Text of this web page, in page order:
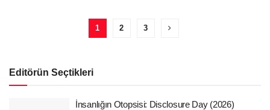
1 2 3
Editörün Seçtikleri
İnsanlığın Otopsisi: Disclosure Day (2026)